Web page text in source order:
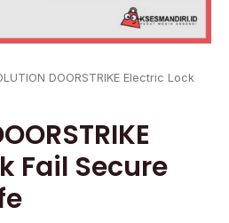
DOORSTRIKE Electric Lock
Fail Secure